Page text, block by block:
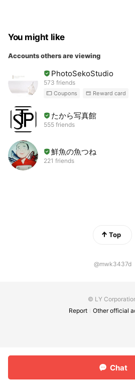
You might like
Accounts others are viewing
PhotoSekoStudio
573 friends
Coupons Reward card
たから写真館
555 friends
鮮魚の魚つね
221 friends
Top
@mwk3437d
© LY
Report
Other official
Chat